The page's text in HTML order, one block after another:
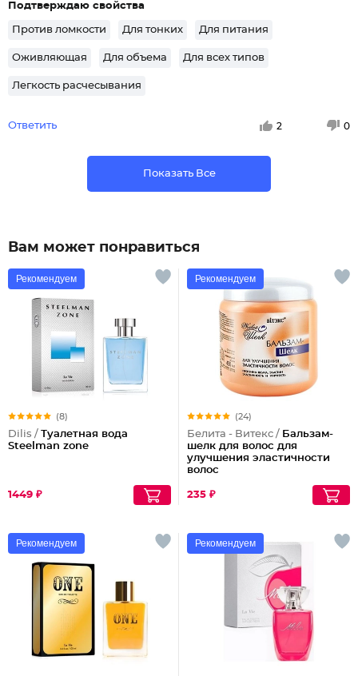
Подтверждаю свойства
Против ломкости Для тонких Для питания
Оживляющая Для объема Для всех типов
Легкость расчесывания
Ответить 2 0
Показать Все
Вам может понравиться
Рекомендуем
(8)
Dilis / Туалетная вода
Steelman zone
1449 ₽
Рекомендуем
(24)
Белита - Витекс / Бальзам-
шелк для волос для
улучшения эластичности
волос
235 ₽
Рекомендуем Рекомендуем